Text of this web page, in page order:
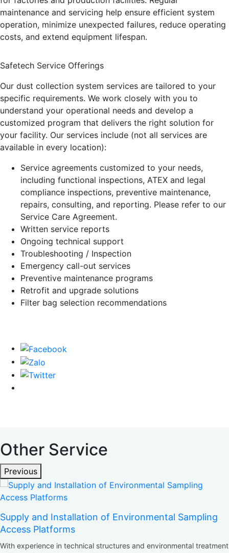
maintenance and servicing help ensure efficient system
operation, minimize unexpected failures, reduce operating
costs, and extend equipment lifespan.
Safetech Service Offerings
Our dust collection system services are tailored to your
specific requirements. We work closely with you to
understand your operational needs and develop a
customized program that delivers the right solution for
your facility. Our services include (not all services are
available in every location):
Service agreements customized to your needs,
including functional inspections, ATEX and legal
compliance inspections, preventive maintenance,
repairs, consulting, and reporting. Please refer to our
Service Care Agreement.
Written service reports
Ongoing technical support
Troubleshooting / Inspection
Emergency call-out services
Preventive maintenance programs
Retrofit and upgrade solutions
Filter bag selection recommendations
Other Service
Previous
Supply and Installation of Environmental Sampling
Access Platforms
With experience in technical structures and environmental treatment